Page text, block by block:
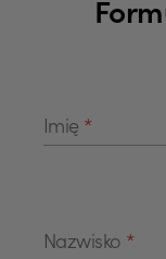
Imię *
Nazwisko *